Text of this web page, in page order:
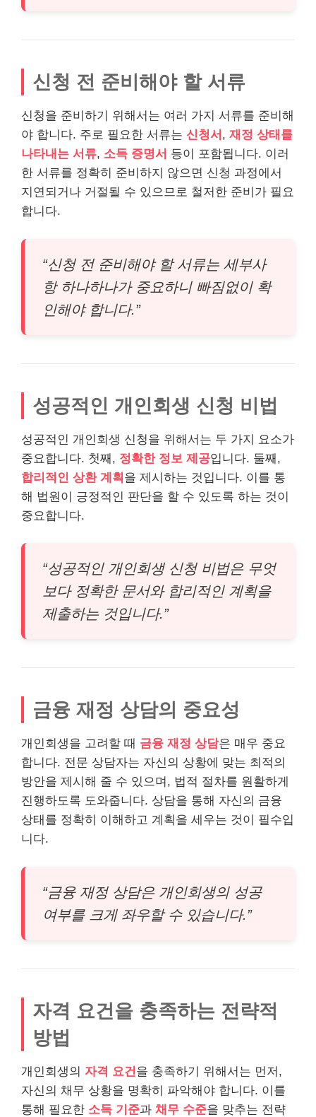
신청 전 준비해야 할 서류
신청을 준비하기 위해서는 여러 가지 서류를 준비해
야 합니다. 주로 필요한 서류는 신청서 , 재정 상태를
나타내는 서류, 소득 증명서 등이 포함됩니다. 이러
한 서류를 정확히 준비하지 않으면 신청 과정에서
지연되거나 거절될 수 있으므로 철저한 준비가 필요
합니다.
“신청 전 준비해야 할 서류는 세부사
항 하나하나가 중요하니 빠짐없이 확
인해야 합니다.”
성공적인 개인회생 신청 비법
성공적인 개인회생 신청을 위해서는 두 가지 요소가
중요합니다. 첫째, 정확한 정보 제공입니다. 둘째,
합리적인 상환 계획 을 제시하는 것입니다. 이를 통
해 법원이 긍정적인 판단을 할 수 있도록 하는 것이
중요합니다.
“성공적인 개인회생 신청 비법은 무엇
보다 정확한 문서와 합리적인 계획을
제출하는 것입니다.”
금융 재정 상담의 중요성
개인회생을 고려할 때 금융 재정 상담은 매우 중요
합니다. 전문 상담자는 자신의 상황에 맞는 최적의
방안을 제시해 줄 수 있으며, 법적 절차를 원활하게
진행하도록 도와줍니다. 상담을 통해 자신의 금융
상태를 정확히 이해하고 계획을 세우는 것이 필수입
니다.
“금융 재정 상담은 개인회생의 성공
여부를 크게 좌우할 수 있습니다.”
자격 요건을 충족하는 전략적
방법
개인회생의 자격 요건 을 충족하기 위해서는 먼저,
자신의 채무 상황을 명확히 파악해야 합니다. 이를
통해 필요한 소득 기준과 채무 수준을 맞추는 전략